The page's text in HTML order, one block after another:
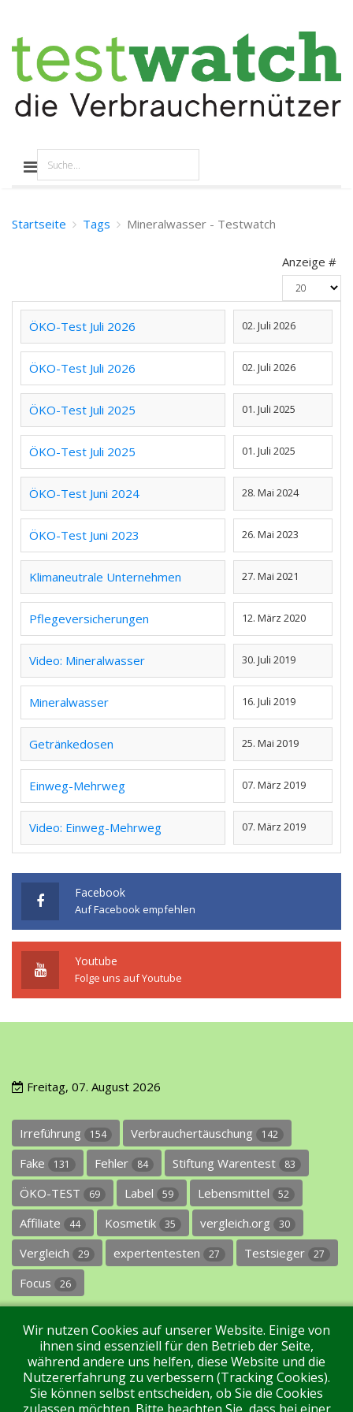
Startseite Tags Mineralwasser - Testwatch
Anzeige #
ÖKO-Test Juli 2026 02. Juli 2026
ÖKO-Test Juli 2026 02. Juli 2026
ÖKO-Test Juli 2025 01. Juli 2025
ÖKO-Test Juli 2025 01. Juli 2025
ÖKO-Test Juni 2024 28. Mai 2024
ÖKO-Test Juni 2023 26. Mai 2023
Klimaneutrale Unternehmen 27. Mai 2021
Pflegeversicherungen 12. März 2020
Video: Mineralwasser 30. Juli 2019
Mineralwasser 16. Juli 2019
Getränkedosen 25. Mai 2019
Einweg-Mehrweg 07. März 2019
Video: Einweg-Mehrweg 07. März 2019
Facebook
Auf Facebook empfehlen
Youtube
Folge uns auf Youtube
Freitag, 07. August 2026
Irreführung 154 Verbrauchertäuschung 142
Fake 131 Fehler 84 Stiftung Warentest 83
ÖKO-TEST 69 Label 59 Lebensmittel 52
Affiliate 44 Kosmetik 35 vergleich.org 30
Vergleich 29 expertentesten 27 Testsieger 27
Focus 26
Impressum Datenschutz Über uns Kontakt
Wir nutzen Cookies auf unserer Website. Einige von
ihnen sind essenziell für den Betrieb der Seite,
während andere uns helfen, diese Website und die
Nutzererfahrung zu verbessern (Tracking Cookies).
Sie können selbst entscheiden, ob Sie die Cookies